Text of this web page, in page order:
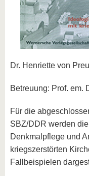
Dr. Henriette von
Betreuung: Prof. em.
Für die
SBZ/DDR werden
Denkmalpflege und
kriegszerstörten
Fallbeispielen